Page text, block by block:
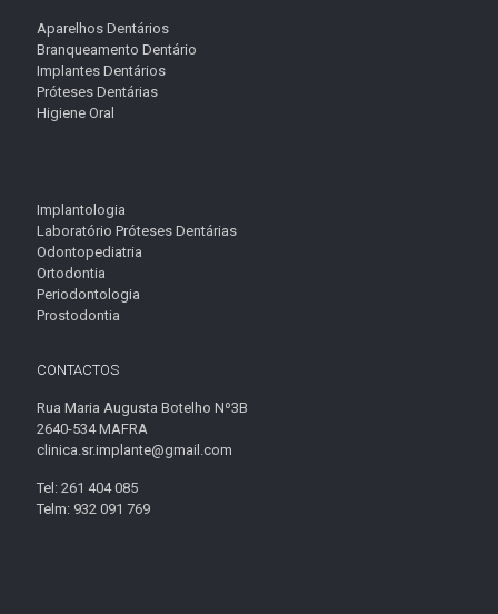
Aparelhos Dentários
Branqueamento Dentário
Implantes Dentários
Próteses Dentárias
Higiene Oral
Implantologia
Laboratório Próteses Dentárias
Odontopediatria
Ortodontia
Periodontologia
Prostodontia
CONTACTOS
Rua Maria Augusta Botelho Nº3B
2640-534 MAFRA
clinica.sr.implante@gmail.com
Tel: 261 404 085
Telm: 932 091 769